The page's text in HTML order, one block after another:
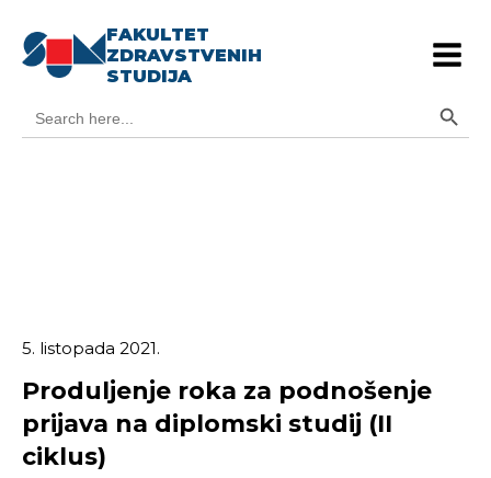
FAKULTET
ZDRAVSTVENIH
STUDIJA
for:
5. listopada 2021.
Produljenje roka za podnošenje
prijava na diplomski studij (II
ciklus)